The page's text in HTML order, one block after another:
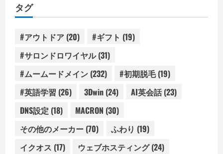
ー
タグ
#アウトドア (20) #ギフト (19)
#サロンドロワイヤル(31)
#ムームードメイン (232) #初期脱毛(19)
#英語学習 (26) 3Dwin (24) AI英会話(23)
DNS設定 (18) MACRON (30)
その他のメーカー (70) ふわり (19)
イクオス (17) ウェブホスティング(24)